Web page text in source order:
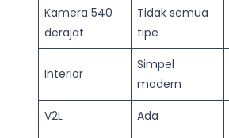
Kamera 540
derajat
Tidak semua
tipe
Interior
Simpel
modern
V2L
Ada